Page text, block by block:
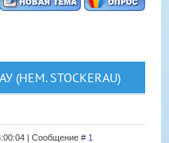
STOCKERAU)
| Сообщение # 1